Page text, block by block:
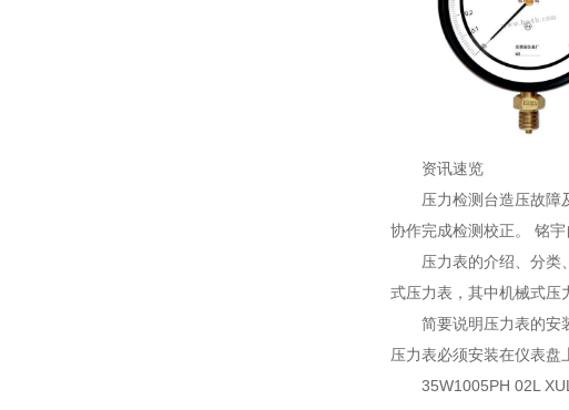
资讯速览
压力检测台造压故障
协作完成检测校正。 铭
压力表的介绍、分类
式压力表，其中机械式压
简要说明压力表的安
压力表必须安装在仪表盘
35W1005PH 02L